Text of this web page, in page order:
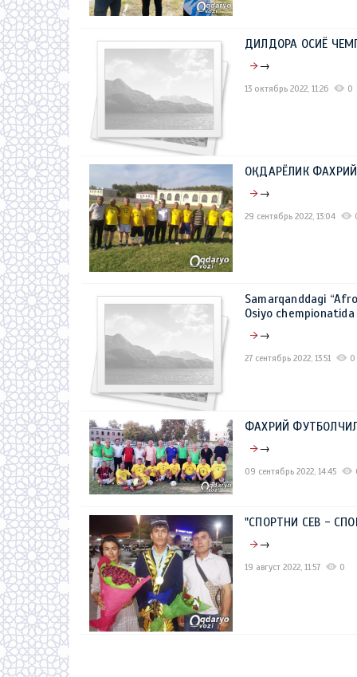
ДИЛДОРА ОСИЁ
→
13 октябрь 2022, 11:26 0
ОҚДАРЁЛИК
→
29 сентябрь 2022, 13:04
Samarqanddagi
Osiyo
→
27 сентябрь 2022, 13:51 0
ФАХРИЙ
→
09 сентябрь 2022, 14:45
"СПОРТНИ СЕВ -
→
19 август 2022, 11:57 0